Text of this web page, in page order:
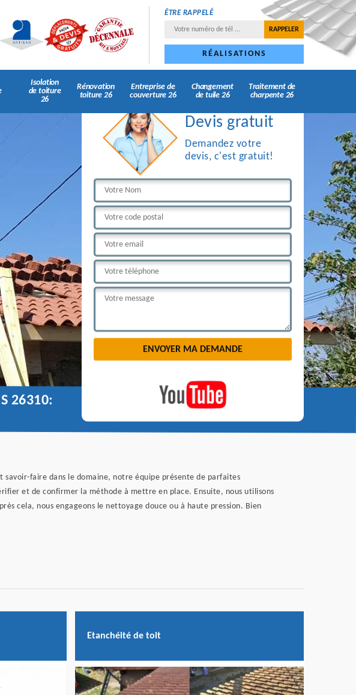
ÊTRE RAPPELÉ
RÉALISATIONS
Isolation
de toiture
26
Rénovation
toiture 26
Entreprise de
couverture 26
Changement
de tuile 26
Traitement de
charpente 26
Devis gratuit
Demandez votre
devis, c'est gratuit!
26310:
faire dans le domaine, notre équipe présente de parfaites
et de confirmer la méthode à mettre en place. Ensuite, nous utilisons
cela, nous engageons le nettoyage douce ou à haute pression. Bien
Etanchéité de toit